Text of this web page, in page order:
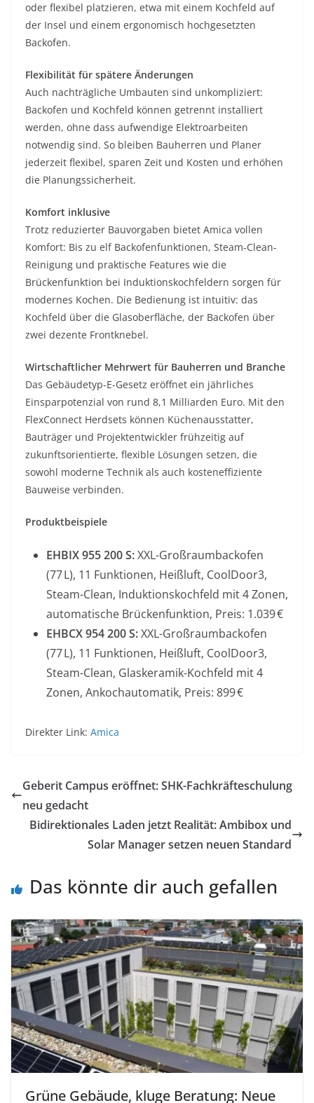
oder flexibel platzieren, etwa mit einem Kochfeld auf
der Insel und einem ergonomisch hochgesetzten
Backofen.
Flexibilität für spätere Änderungen
Auch nachträgliche Umbauten sind unkompliziert:
Backofen und Kochfeld können getrennt installiert
werden, ohne dass aufwendige Elektroarbeiten
notwendig sind. So bleiben Bauherren und Planer
jederzeit flexibel, sparen Zeit und Kosten und erhöhen
die Planungssicherheit.
Komfort inklusive
Trotz reduzierter Bauvorgaben bietet Amica vollen
Komfort: Bis zu elf Backofenfunktionen, Steam-Clean-
Reinigung und praktische Features wie die
Brückenfunktion bei Induktionskochfeldern sorgen für
modernes Kochen. Die Bedienung ist intuitiv: das
Kochfeld über die Glasoberfläche, der Backofen über
zwei dezente Frontknebel.
Wirtschaftlicher Mehrwert für Bauherren und Branche
Das Gebäudetyp-E-Gesetz eröffnet ein jährliches
Einsparpotenzial von rund 8,1 Milliarden Euro. Mit den
FlexConnect Herdsets können Küchenausstatter,
Bauträger und Projektentwickler frühzeitig auf
zukunftsorientierte, flexible Lösungen setzen, die
sowohl moderne Technik als auch kosteneffiziente
Bauweise verbinden.
Produktbeispiele
EHBIX 955 200 S:XXL-Großraumbackofen
(77 L), 11 Funktionen, Heißluft, CoolDoor3,
Steam-Clean, Induktionskochfeld mit 4 Zonen,
automatische Brückenfunktion, Preis: 1.039 €
EHBCX 954 200 S:XXL-Großraumbackofen
(77 L), 11 Funktionen, Heißluft, CoolDoor3,
Steam-Clean, Glaskeramik-Kochfeld mit 4
Zonen, Ankochautomatik, Preis: 899 €
Direkter Link: Amica
Geberit Campus eröffnet: SHK-Fachkräfteschulung
neu gedacht
Bidirektionales Laden jetzt Realität: Ambibox und
Solar Manager setzen neuen Standard
Das könnte dir auch gefallen
Grüne Gebäude, kluge Beratung: Neue